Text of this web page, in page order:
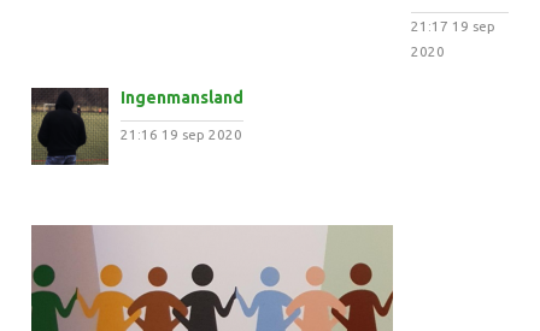
21:17 19 sep
2020
Ingenmansland
21:16 19 sep 2020